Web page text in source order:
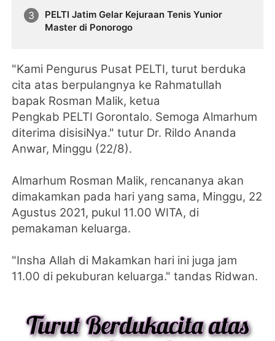
PELTI Jatim Gelar Kejuraan Tenis Yunior
Master di Ponorogo
"Kami Pengurus Pusat PELTI, turut berduka
cita atas berpulangnya ke Rahmatullah
bapak Rosman Malik, ketua
Pengkab PELTI Gorontalo. Semoga Almarhum
diterima disisiNya." tutur Dr. Rildo Ananda
Anwar, Minggu (22/8).
Almarhum Rosman Malik, rencananya akan
dimakamkan pada hari yang sama, Minggu, 22
Agustus 2021, pukul 11.00 WITA, di
pemakaman keluarga.
"Insha Allah di Makamkan hari ini juga jam
11.00 di pekuburan keluarga." tandas Ridwan.